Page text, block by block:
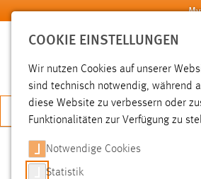
Zum Hauptinhalt springen
JETZT
SUCHE
COOKIE EINSTELLUNGEN
Wir nutzen Cookies auf unserer
sind technisch notwendig, während
diese Website zu verbessern oder
Funktionalitäten zur Verfügung zu
Notwendige Cookies
Statistik